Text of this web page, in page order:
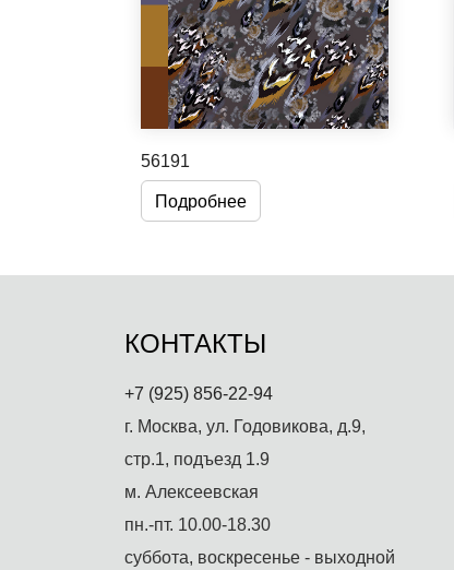
56191
Подробнее
КОНТАКТЫ
+7 (925) 856-22-94
г. Москва, ул. Годовикова, д.9,
стр.1, подъезд 1.9
м. Алексеевская
пн.-пт. 10.00-18.30
суббота, воскресенье - выходной